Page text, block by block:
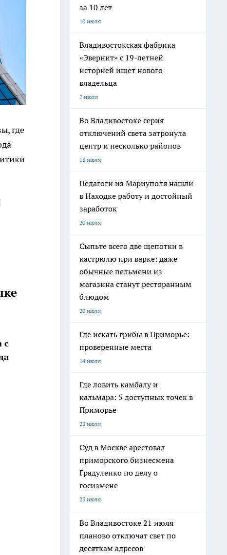
где
с
за 10 лет
10 июля
Владивостокская фабрика
«Эвернит» с 19-летней
историей ищет нового
владельца
7 июля
Во Владивостоке серия
отключений света затронула
центр и несколько районов
13 июля
Педагоги из Мариуполя нашли
в Находке работу и достойный
заработок
20 июля
Сыпьте всего две щепотки в
кастрюлю при варке: даже
обычные пельмени из
магазина станут ресторанным
блюдом
20 июля
Где искать грибы в Приморье:
проверенные места
14 июля
Где ловить камбалу и
кальмара: 5 доступных точек в
Приморье
23 июля
Суд в Москве арестовал
приморского бизнесмена
Градуленко по делу о
госизмене
23 июля
Во Владивостоке 21 июля
планово отключат свет по
десяткам адресов